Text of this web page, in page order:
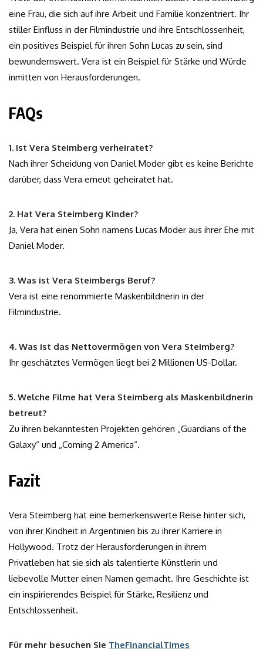
eine Frau, die sich auf ihre Arbeit und Familie konzentriert. Ihr
stiller Einfluss in der Filmindustrie und ihre Entschlossenheit,
ein positives Beispiel für ihren Sohn Lucas zu sein, sind
bewundernswert. Vera ist ein Beispiel für Stärke und Würde
inmitten von Herausforderungen.
FAQs
1. Ist Vera Steimberg verheiratet?
Nach ihrer Scheidung von Daniel Moder gibt es keine Berichte
darüber, dass Vera erneut geheiratet hat.
2. Hat Vera Steimberg Kinder?
Ja, Vera hat einen Sohn namens Lucas Moder aus ihrer Ehe mit
Daniel Moder.
3. Was ist Vera Steimbergs Beruf?
Vera ist eine renommierte Maskenbildnerin in der
Filmindustrie.
4. Was ist das Nettovermögen von Vera Steimberg?
Ihr geschätztes Vermögen liegt bei 2 Millionen US-Dollar.
5. Welche Filme hat Vera Steimberg als Maskenbildnerin
betreut?
Zu ihren bekanntesten Projekten gehören „Guardians of the
Galaxy“ und „Coming 2 America“.
Fazit
Vera Steimberg hat eine bemerkenswerte Reise hinter sich,
von ihrer Kindheit in Argentinien bis zu ihrer Karriere in
Hollywood. Trotz der Herausforderungen in ihrem
Privatleben hat sie sich als talentierte Künstlerin und
liebevolle Mutter einen Namen gemacht. Ihre Geschichte ist
ein inspirierendes Beispiel für Stärke, Resilienz und
Entschlossenheit.
Für mehr besuchen Sie TheFinancialTimes